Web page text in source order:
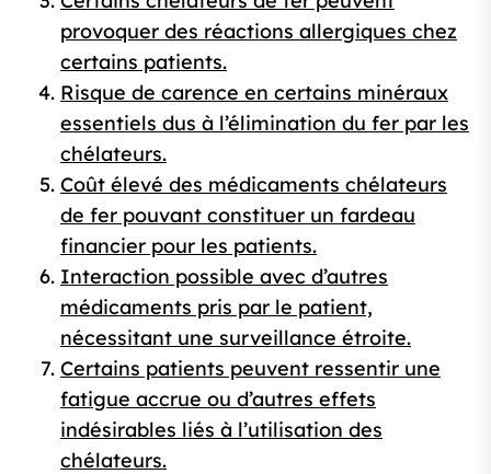
provoquer des réactions allergiques chez
certains patients.
Risque de carence en certains minéraux
essentiels dus à l’élimination du fer par les
chélateurs.
Coût élevé des médicaments chélateurs
de fer pouvant constituer un fardeau
financier pour les patients.
Interaction possible avec d’autres
médicaments pris par le patient,
nécessitant une surveillance étroite.
Certains patients peuvent ressentir une
fatigue accrue ou d’autres effets
indésirables liés à l’utilisation des
chélateurs.